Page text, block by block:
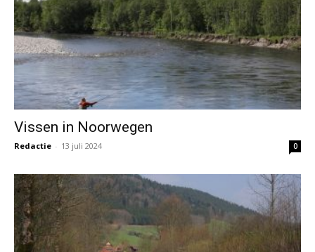
Vissen in Noorwegen
Redactie - 13 juli 2024 0